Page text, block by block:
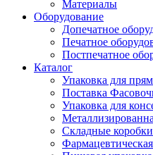
Материалы
Оборудование
Допечатное
Печатное
Постпечатное
Каталог
Упаковка для
Поставка
Упаковка для
Складные коробки